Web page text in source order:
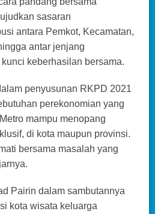
sasaran
antara Pemkot, Kecamatan,
antar jenjang
keberhasilan bersama.
penyusunan RKPD 2021
perekonomian yang
mampu menopang
di kota maupun provinsi.
bersama masalah yang
Pairin dalam sambutannya
kota wisata keluarga